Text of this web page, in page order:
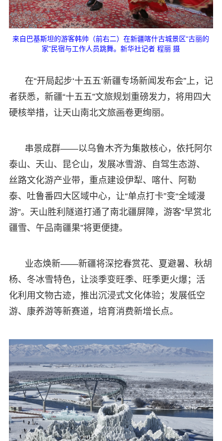
来自巴基斯坦的游客韩帅（前右二）在新疆喀什古城景区“古丽的
家”民宿与工作人员跳舞。新华社记者 程丽 摄
在“开局起步‘十五五’新疆专场新闻发布会”上，记
者获悉，新疆“十五五”文旅规划重磅发力，将用四大
硬核举措，让天山南北文旅画卷更绚丽。
串景成群——以乌鲁木齐为集散核心，依托阿尔
泰山、天山、昆仑山，发展冰雪游、自驾生态游、
丝路文化游产业带，重点建设伊犁、喀什、阿勒
泰、吐鲁番四大区域中心，让“单点打卡”变“全域漫
游”。天山胜利隧道打通了南北疆屏障，游客“早赏北
疆雪、午品南疆果”将更便捷。
业态焕新——新疆将深挖春赏花、夏避暑、秋胡
杨、冬冰雪特色，让淡季变旺季、旺季更火爆；活
化利用文物古迹，推出沉浸式文化体验；发展低空
游、康养游等新赛道，培育消费新增长点。